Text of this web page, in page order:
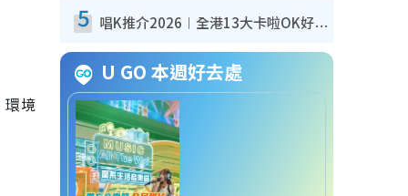
環境
5 唱K推介2026︱全港13大卡啦OK好去處！最平$36起 日文K都有！(附地址+收費詳情)
U GO 本週好去處